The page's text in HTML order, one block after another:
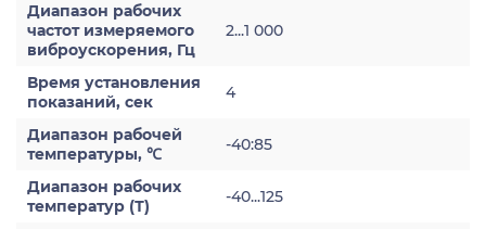
Диапазон рабочих
частот измеряемого
виброускорения, Гц
2...1 000
Время установления
показаний, сек
4
Диапазон рабочей
температуры, ℃
-40:85
Диапазон рабочих
температур (Т)
-40...125